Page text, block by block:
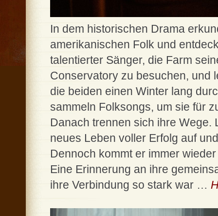
In dem historischen Drama
amerikanischen Folk und
talentierter Sänger, die Farm
Conservatory zu besuchen, und
die beiden einen Winter lang
sammeln Folksongs, um sie für
Danach trennen sich ihre Wege.
neues Leben voller Erfolg auf
Dennoch kommt er immer
Eine Erinnerung an ihre
ihre Verbindung so stark war …